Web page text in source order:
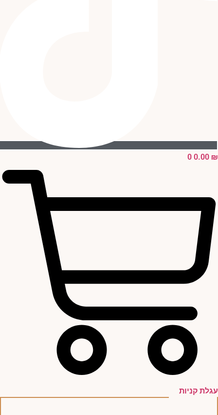
0.00 ₪
0
עגלת קניות